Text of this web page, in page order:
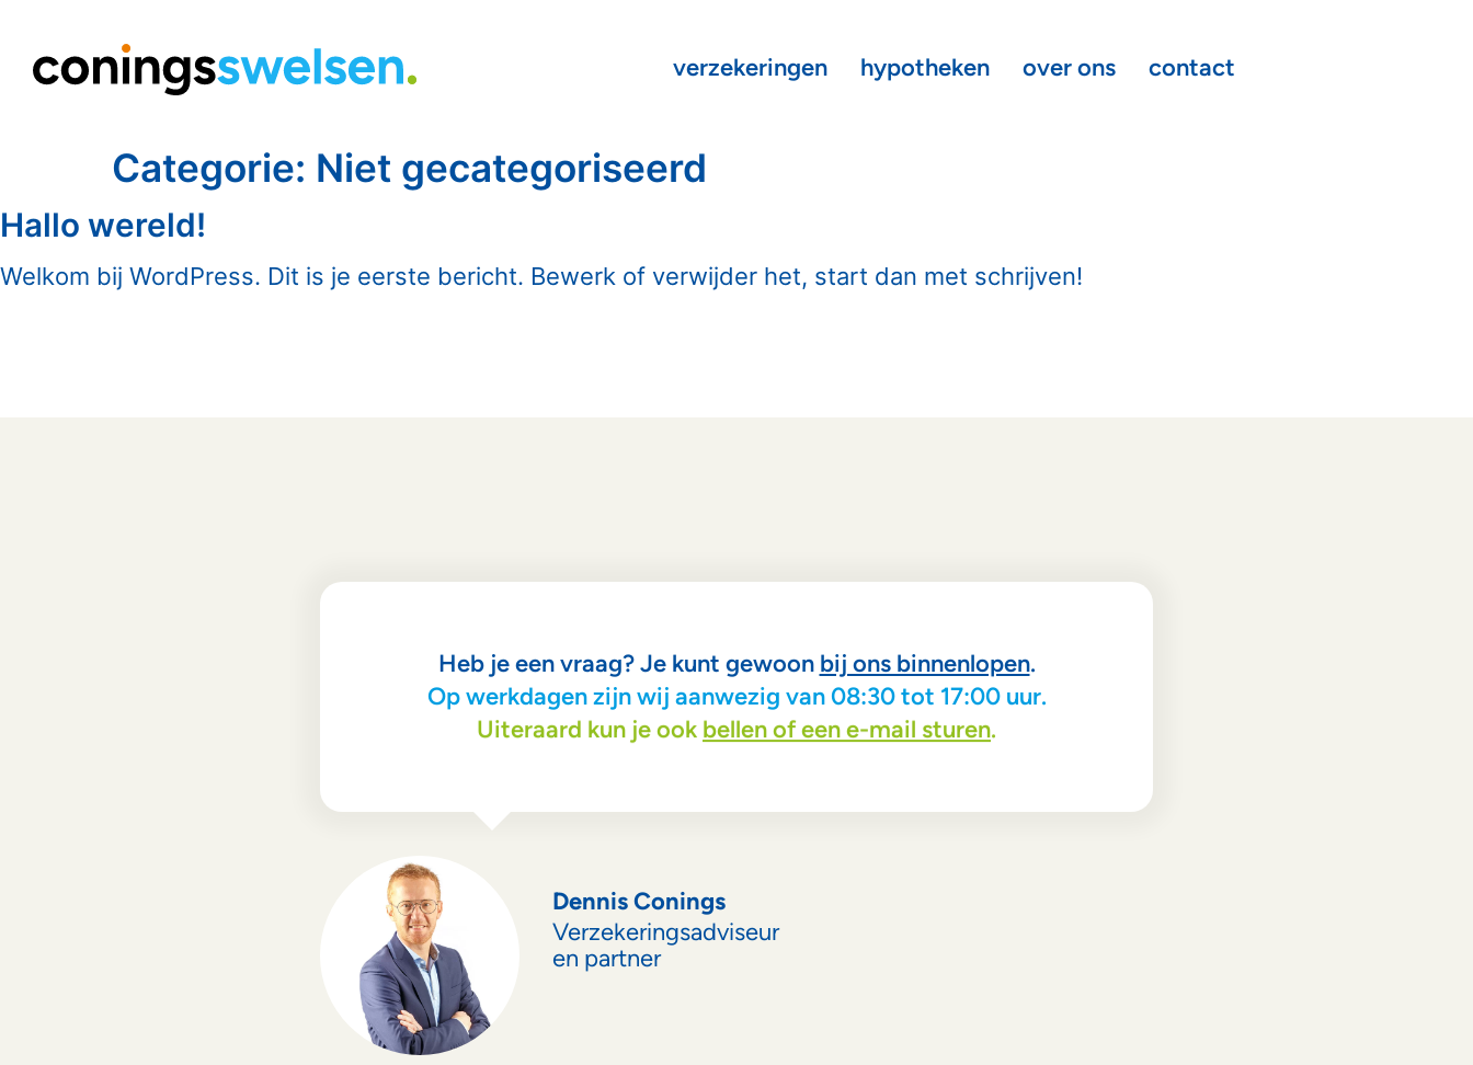
verzekeringen hypotheken over ons contact
Categorie: Niet gecategoriseerd
Hallo wereld!
Welkom bij WordPress. Dit is je eerste bericht. Bewerk of verwijder het, start dan met schrijven!
Heb je een vraag? Je kunt gewoon bij ons binnenlopen.
Op werkdagen zijn wij aanwezig van 08:30 tot 17:00 uur.
Uiteraard kun je ook bellen of een e-mail sturen.
Dennis Conings
Verzekeringsadviseur
en partner